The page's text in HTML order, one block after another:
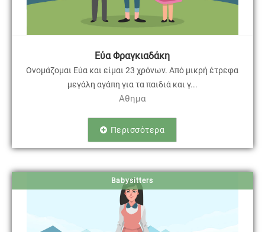
Εύα Φραγκιαδάκη
Ονομάζομαι Εύα και είμαι 23 χρόνων. Από μικρή έτρεφα
μεγάλη αγάπη για τα παιδιά και γ...
Αθημα
Περισσότερα
Babysitters